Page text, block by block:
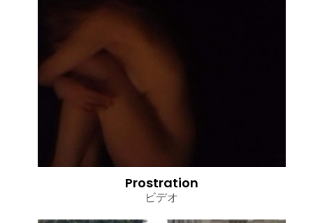
Prostration
ビデオ